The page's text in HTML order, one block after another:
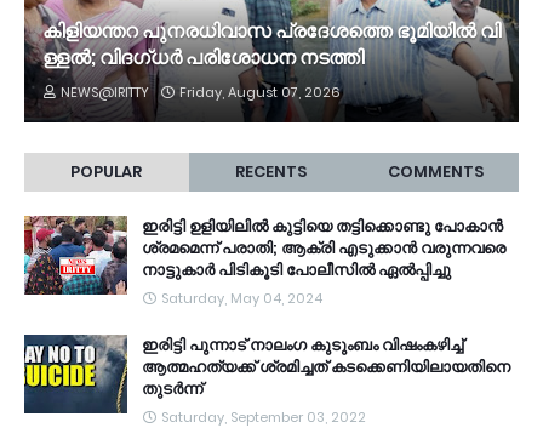
കി​ളി​യ​ന്ത​റ പു​ന​ര​ധി​വാ​സ പ്രദേശത്തെ ഭൂ​മി​യി​ൽ വി​
ള്ള​ൽ; വി​ദ​ഗ്ധ​ർ പ​രി​ശോ​ധ​ന ന​ട​ത്തി
NEWS@IRITTY Friday, August 07, 2026
POPULAR RECENTS COMMENTS
ഇരിട്ടി ഉളിയിലിൽ കുട്ടിയെ തട്ടിക്കൊണ്ടു പോകാൻ
ശ്രമമെന്ന് പരാതി; ആക്രി എടുക്കാൻ വരുന്നവരെ
നാട്ടുകാർ പിടികൂടി പോലീസിൽ ഏൽപ്പിച്ചു
Saturday, May 04, 2024
ഇരിട്ടി പുന്നാട് നാലംഗ കുടുംബം വിഷംകഴിച്ച്‌
ആത്മഹത്യക്ക് ശ്രമിച്ചത് കടക്കെണിയിലായതിനെ
തുടർന്ന്
Saturday, September 03, 2022